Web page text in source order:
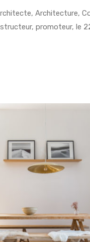
,Architecture,
,promoteur, le